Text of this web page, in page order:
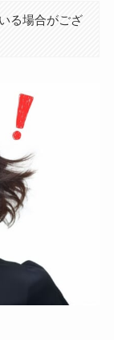
る場合がござ